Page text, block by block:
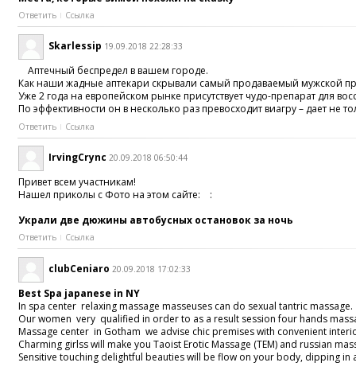
Ответить Ссылка
Skarlessip 19.09.2018 22:28:33
Аптечный беспредел в вашем городе.
Как наши жадные аптекари скрывали самый продаваемый мужской
Уже 2 года на европейском рынке присутствует чудо-препарат для
По эффективности он в несколько раз превосходит виагру – дает не
Ответить Ссылка
IrvingCrync 20.09.2018 06:50:44
Привет всем участникам!
Нашел приколы с Фото на этом сайте: :
Украли две дюжины автобусных остановок за ночь
Ответить Ссылка
clubCeniaro 20.09.2018 17:02:33
Best Spa japanese in NY
In spa center relaxing massage masseuses can do sexual tantric massage.
Our women very qualified in order to as a result session four hands
Massage center in Gotham we advise chic premises with convenient
Charming girlss will make you Taoist Erotic Massage (TEM) and russian
Sensitive touching delightful beauties will be flow on your body, dipping